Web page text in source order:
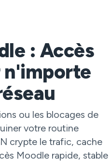
: Accès
n'importe
ou les blocages de
votre routine
crypte le trafic, cache
Moodle rapide, stable